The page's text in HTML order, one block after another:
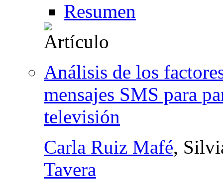
Resumen
Análisis de los
mensajes SMS para
televisión
Carla Ruiz Mafé,
Tavera